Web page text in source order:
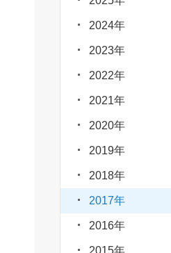
2024年
2023年
2022年
2021年
2020年
2019年
2018年
2017年
2016年
2015年